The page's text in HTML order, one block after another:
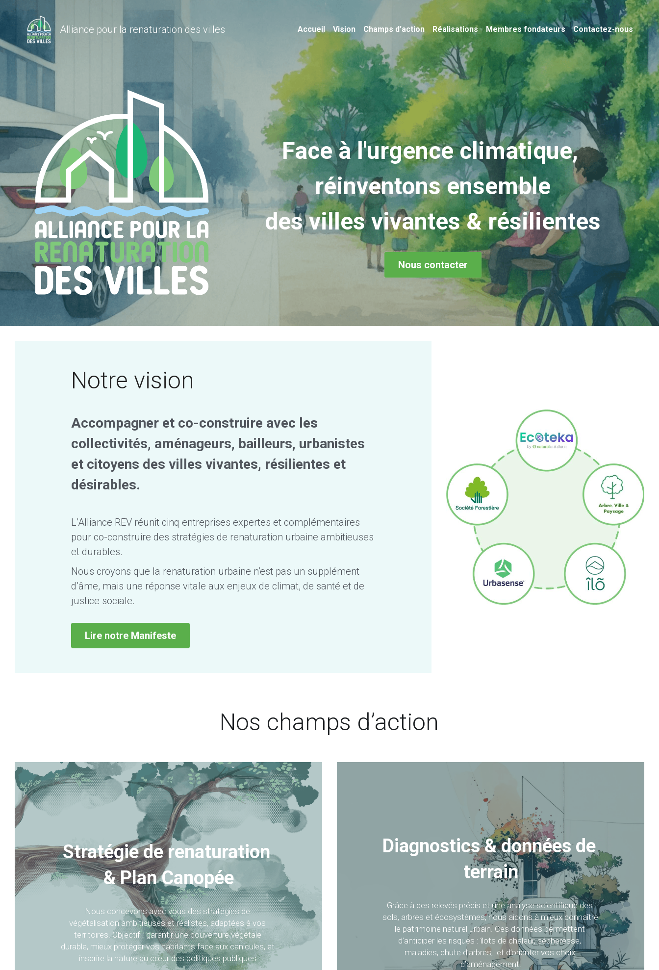
Alliance pour la renaturation des villes Accueil Vision Champs d’action Réalisations Membres fondateurs Contactez-nous
Face à l'urgence climatique,
réinventons ensemble
des villes vivantes & résilientes
Nous contacter
Notre vision
Accompagner et co-construire avec les
collectivités, aménageurs, bailleurs, urbanistes
et citoyens des villes vivantes, résilientes et
désirables.
L’Alliance REV réunit cinq entreprises expertes et complémentaires
pour co-construire des stratégies de renaturation urbaine ambitieuses
et durables.
Nous croyons que la renaturation urbaine n’est pas un supplément
d’âme, mais une réponse vitale aux enjeux de climat, de santé et de
justice sociale.
Lire notre Manifeste
Nos champs d’action
Stratégie de renaturation
& Plan Canopée
Nous concevons avec vous des stratégies de
végétalisation ambitieuses et réalistes, adaptées à vos
territoires. Objectif : garantir une couverture végétale
durable, mieux protéger vos habitants face aux canicules, et
inscrire la nature au cœur des politiques publiques.
Diagnostics & données de
terrain
Grâce à des relevés précis et une analyse scientifique des
sols, arbres et écosystèmes, nous aidons à mieux connaître
le patrimoine naturel urbain. Ces données permettent
d’anticiper les risques : îlots de chaleur, sécheresse,
maladies, chute d’arbres,  et d’orienter vos choix
d’aménagement.